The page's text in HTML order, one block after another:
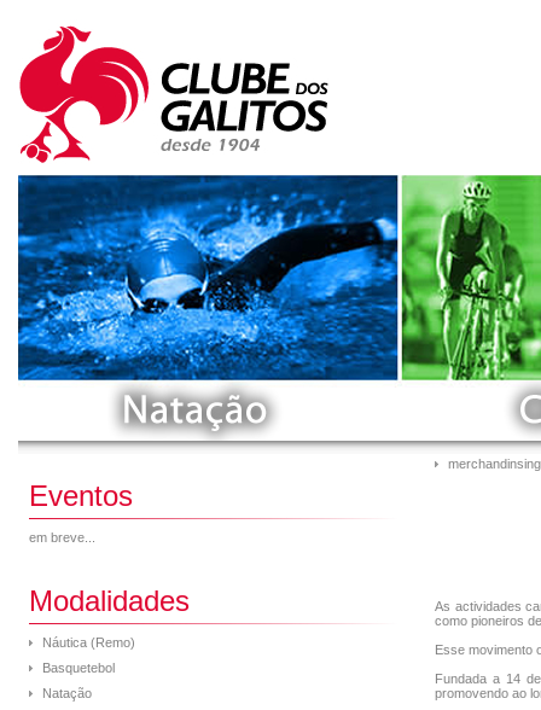
Eventos
em breve...
Modalidades
Náutica (Remo)
Basquetebol
Natação
merchandinsing
As actividades
como pioneiros
Esse movimento
Fundada a 14
promovendo ao